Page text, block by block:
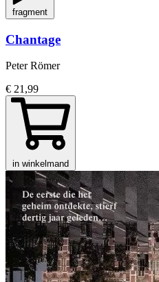
fragment
Chantage
Peter Römer
€ 21,99
in winkelmand